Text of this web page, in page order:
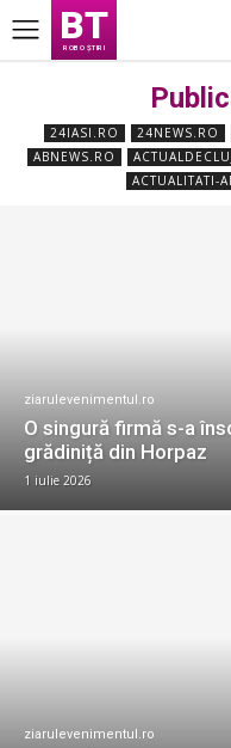
BT
ROBO ȘTIRI
24IASI.RO 24NEWS.RO
ABNEWS.RO
ACTUALITATI-
ziarulevenimentul.ro
O singură firmă s-a
grădiniță din Horpaz
1 iulie 2026
ziarulevenimentul.ro